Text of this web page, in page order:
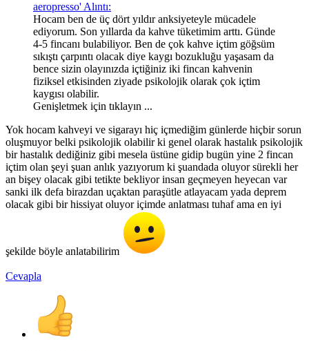
aeropresso' Alıntı:
Hocam ben de üç dört yıldır anksiyeteyle mücadele
ediyorum. Son yıllarda da kahve tüketimim arttı. Günde
4-5 fincanı bulabiliyor. Ben de çok kahve içtim göğsüm
sıkıştı çarpıntı olacak diye kaygı bozukluğu yaşasam da
bence sizin olayınızda içtiğiniz iki fincan kahvenin
fiziksel etkisinden ziyade psikolojik olarak çok içtim
kaygısı olabilir.
Genişletmek için tıklayın ...
Yok hocam kahveyi ve sigarayı hiç içmediğim günlerde hiçbir sorun
oluşmuyor belki psikolojik olabilir ki genel olarak hastalık psikolojik
bir hastalık dediğiniz gibi mesela üstüne gidip bugün yine 2 fincan
içtim olan şeyi şuan anlık yazıyorum ki şuandada oluyor sürekli her
an bişey olacak gibi tetikte bekliyor insan geçmeyen heyecan var
sanki ilk defa birazdan uçaktan paraşütle atlayacam yada deprem
olacak gibi bir hissiyat oluyor içimde anlatması tuhaf ama en iyi
şekilde böyle anlatabilirim
Cevapla